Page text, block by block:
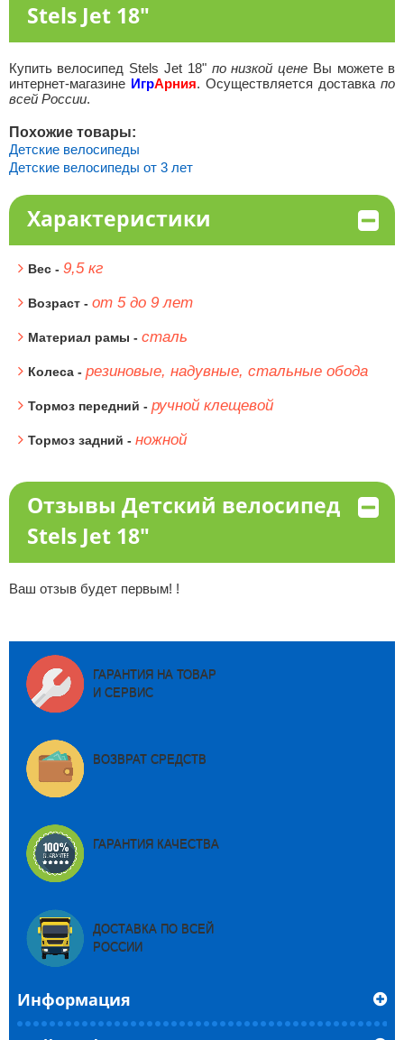
Stels Jet 18"
Купить велосипед Stels Jet 18" по низкой цене Вы можете в
интернет-магазине ИгрАрния. Осуществляется доставкапо
всей России.
Похожие товары:
Детские велосипеды
Детские велосипеды от 3 лет
Характеристики
Вес - 9,5 кг
Возраст - от 5 до 9 лет
Материал рамы - сталь
Колеса - резиновые, надувные, стальные обода
Тормоз передний - ручной клещевой
Тормоз задний - ножной
Отзывы Детский велосипед
Stels Jet 18"
Ваш отзыв будет первым! !
ГАРАНТИЯ НА ТОВАР
И СЕРВИС
ВОЗВРАТ СРЕДСТВ
ГАРАНТИЯ КАЧЕСТВА
ДОСТАВКА ПО ВСЕЙ
РОССИИ
Информация